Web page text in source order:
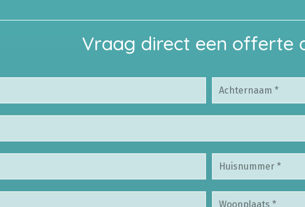
Vraag direct een offerte